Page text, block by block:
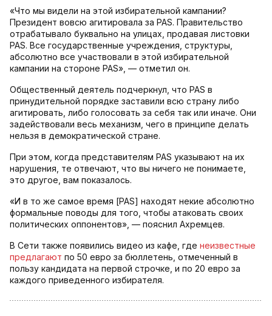
«Что мы видели на этой избирательной кампании?
Президент вовсю агитировала за PAS. Правительство
отрабатывало буквально на улицах, продавая листовки
PAS. Все государственные учреждения, структуры,
абсолютно все участвовали в этой избирательной
кампании на стороне PAS», — отметил он.
Общественный деятель подчеркнул, что PAS в
принудительной порядке заставили всю страну либо
агитировать, либо голосовать за себя так или иначе. Они
задействовали весь механизм, чего в принципе делать
нельзя в демократической стране.
При этом, когда представителям PAS указывают на их
нарушения, те отвечают, что вы ничего не понимаете,
это другое, вам показалось.
«И в то же самое время [PAS] находят некие абсолютно
формальные поводы для того, чтобы атаковать своих
политических оппонентов», — пояснил Ахремцев.
В Сети также появились видео из кафе, где неизвестные
предлагают по 50 евро за бюллетень, отмеченный в
пользу кандидата на первой строчке, и по 20 евро за
каждого приведенного избирателя.